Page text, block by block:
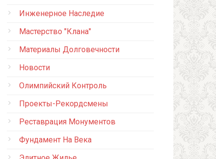
Инженерное Наследие
Мастерство "Клана"
Материалы Долговечности
Новости
Олимпийский Контроль
Проекты-Рекордсмены
Реставрация Монументов
Фундамент На Века